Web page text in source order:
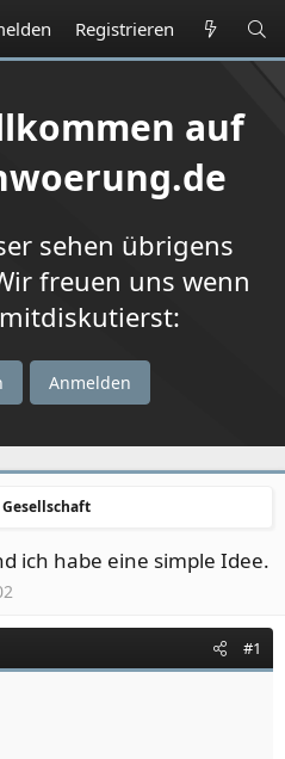
Registrieren
auf
sehen übrigens
freuen uns wenn
Anmelden
ich habe eine simple Idee.
#1